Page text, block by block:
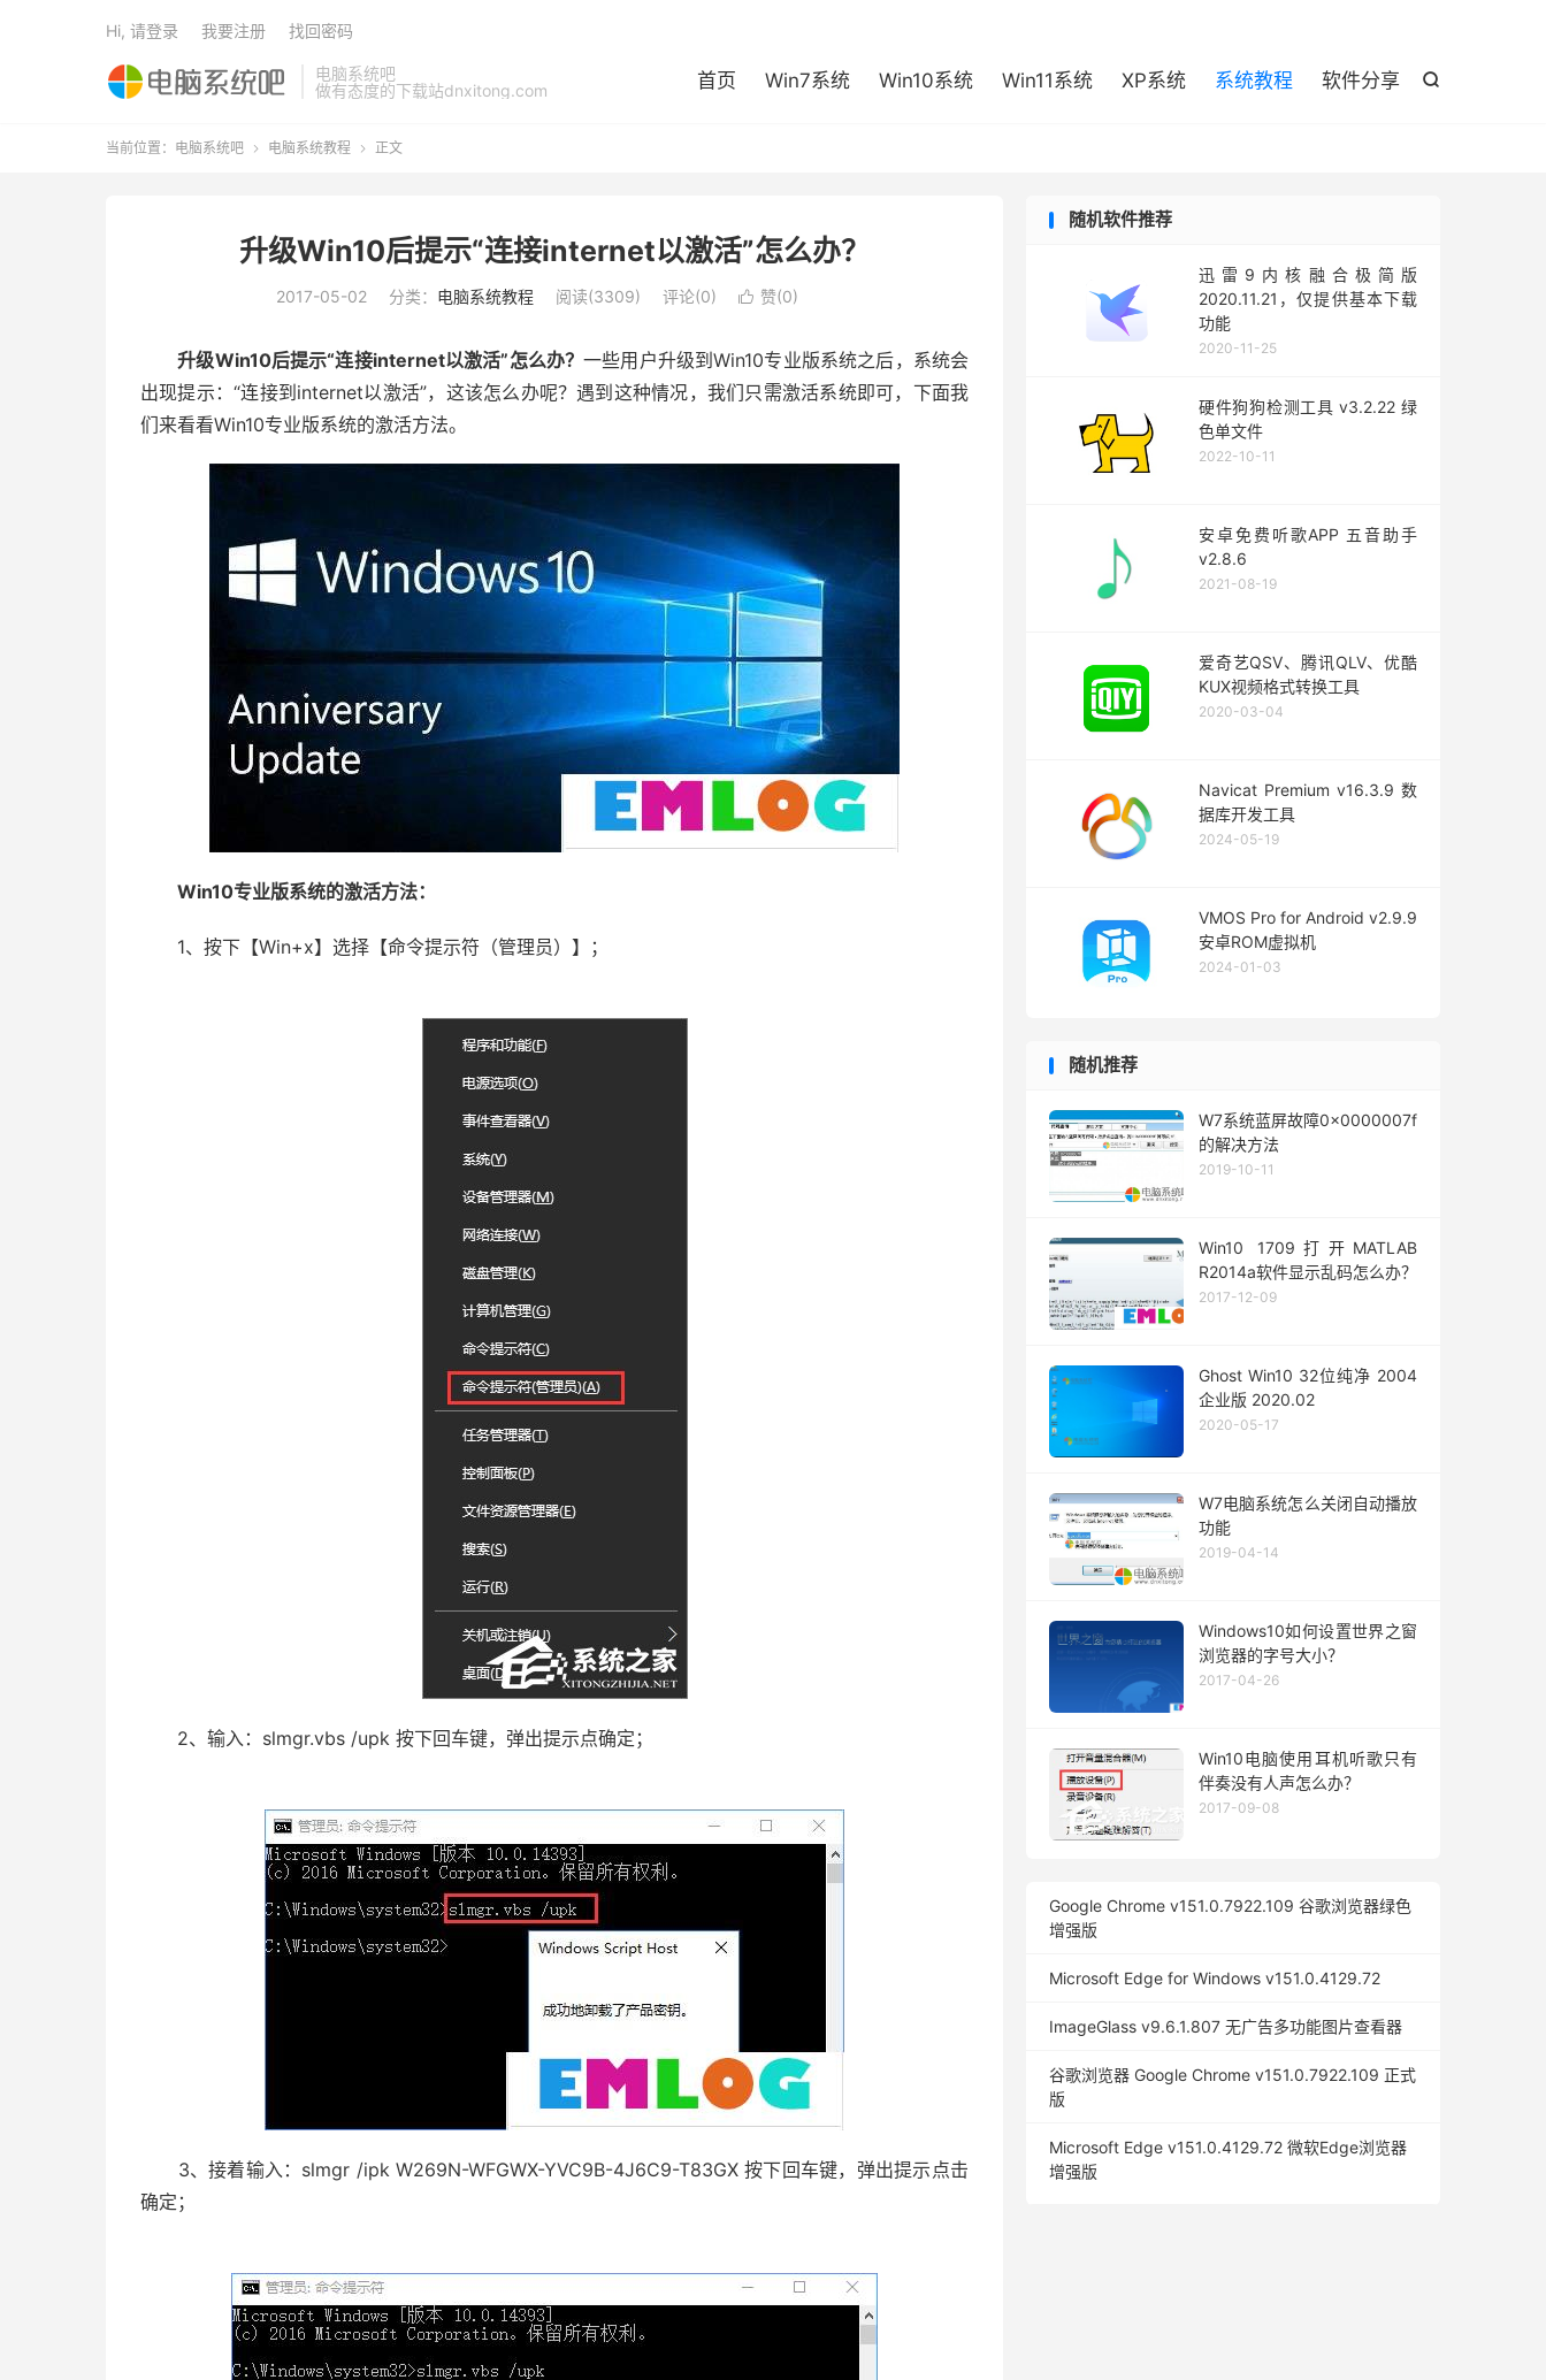
电脑系统吧
做有态度的下载站dnxitong.com

首页 Win7系统 Win10系统 Win11系统 XP系统 系统教程 软件分享
Hi, 请登录 我要注册 找回密码
当前位置： 电脑系统吧  电脑系统教程  正文
升级Win10后提示“连接internet以激活”怎么办？
2017-05-02 分类： 电脑系统教程 阅读(3309) 评论(0)  赞(0)
升级Win10后提示“连接internet以激活”怎么办？一些用户升级到Win10专业版系统之后，系统会
出现提示：“连接到internet以激活”，这该怎么办呢？遇到这种情况，我们只需激活系统即可，下面我
们来看看Win10专业版系统的激活方法。
Win10专业版系统的激活方法：
1、按下【Win+x】选择【命令提示符（管理员）】；
2、输入：slmgr.vbs /upk 按下回车键，弹出提示点确定；
3、接着输入：slmgr /ipk W269N-WFGWX-YVC9B-4J6C9-T83GX 按下回车键，弹出提示点击
确定；
随机软件推荐
迅雷9内核融合极简版
2020.11.21，仅提供基本下载
功能
2020-11-25
硬件狗狗检测工具 v3.2.22 绿
色单文件
2022-10-11
安卓免费听歌APP 五音助手
v2.8.6
2021-08-19
爱奇艺QSV、腾讯QLV、优酷
KUX视频格式转换工具
2020-03-04
Navicat Premium v16.3.9 数
据库开发工具
2024-05-19
VMOS Pro for Android v2.9.9
安卓ROM虚拟机
2024-01-03
随机推荐
W7系统蓝屏故障0x0000007f
的解决方法
2019-10-11
Win10 1709打开MATLAB
R2014a软件显示乱码怎么办？
2017-12-09
Ghost Win10 32位纯净 2004
企业版 2020.02
2020-05-17
W7电脑系统怎么关闭自动播放
功能
2019-04-14
Windows10如何设置世界之窗
浏览器的字号大小？
2017-04-26
Win10电脑使用耳机听歌只有
伴奏没有人声怎么办？
2017-09-08
Google Chrome v151.0.7922.109 谷歌浏览器绿色
增强版
Microsoft Edge for Windows v151.0.4129.72
ImageGlass v9.6.1.807 无广告多功能图片查看器
谷歌浏览器 Google Chrome v151.0.7922.109 正式
版
Microsoft Edge v151.0.4129.72 微软Edge浏览器
增强版